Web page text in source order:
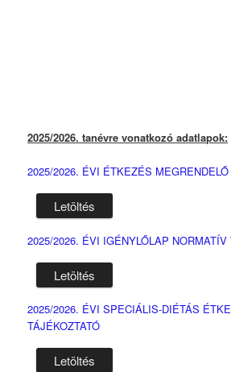
2025/2026. tanévre vonatkozó adatlapok:
2025/2026. ÉVI ÉTKEZÉS
Letöltés
2025/2026. ÉVI IGÉNYLŐLAP NORMATÍV
Letöltés
2025/2026. ÉVI SPECIÁLIS-DIÉTÁS
TÁJÉKOZTATÓ
Letöltés